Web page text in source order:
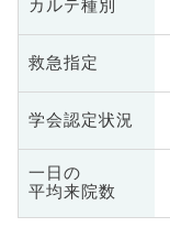
カルテ種別
救急指定
学会認定状況
一日の
平均来院数